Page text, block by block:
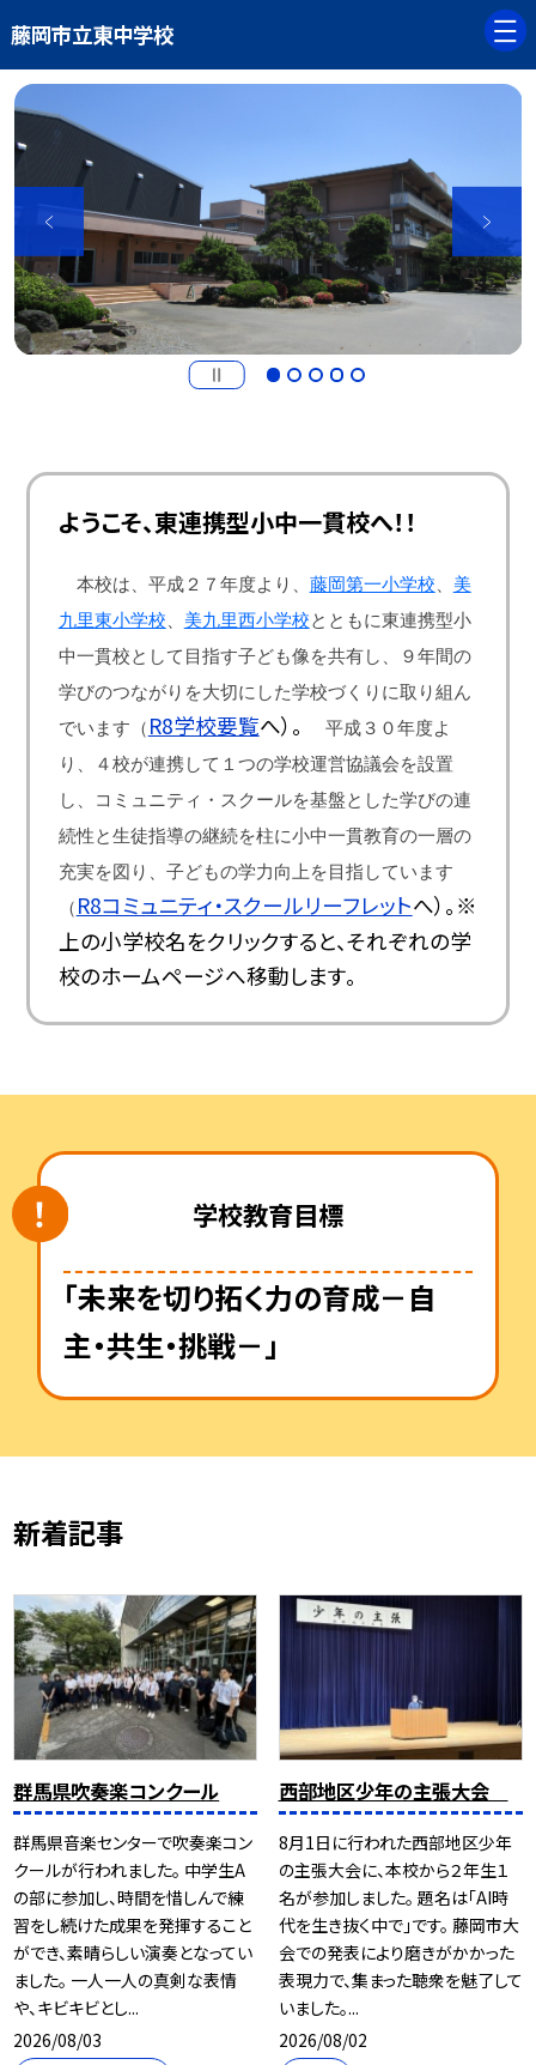
藤岡市立東中学校
ようこそ、東連携型小中一貫校へ！！
本校は、平成２７年度より、 藤岡第一小学校
美
九里東小学校
美九里西小学校とともに東連携型小
中一貫校として目指す子ども像を共有し、９年間の
学びのつながりを大切にした学校づくりに取り組ん
でいます（ R8学校要覧へ）。
平成３０年度よ
り、４校が連携して１つの学校運営協議会を設置
し、コミュニティ・スクールを基盤とした学びの連
続性と生徒指導の継続を柱に小中一貫教育の一層の
充実を図り、子どもの学力向上を目指しています
（ R8コミュニティ・スクールリーフレットへ）。※
上の小学校名をクリックすると、それぞれの学
校のホームページへ移動します。
学校教育目標
「未来を切り拓く力の育成－自
主・共生・挑戦－」
新着記事
群馬県吹奏楽コンクール
群馬県音楽センターで吹奏楽コン
クールが行われました。 中学生A
の部に参加し、時間を惜しんで練
習をし続けた成果を発揮すること
ができ、素晴らしい演奏となってい
ました。 一人一人の真剣な表情
や、キビキビとし...
2026/08/03
西部地区少年の主張大会
8月1日に行われた西部地区少年
の主張大会に、本校から２年生１
名が参加しました。 題名は「AI時
代を生き抜く中で」です。 藤岡市大
会での発表により磨きがかかった
表現力で、集まった聴衆を魅了して
いました。...
2026/08/02